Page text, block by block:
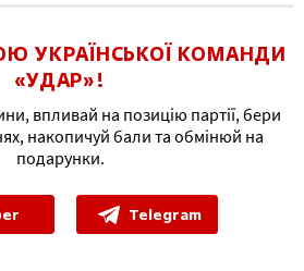
УКРАЇНСЬКОЇ КОМАНДИ
«УДАР»!
впливай на позицію партії, бери
накопичуй бали та обмінюй на
подарунки.
Telegram